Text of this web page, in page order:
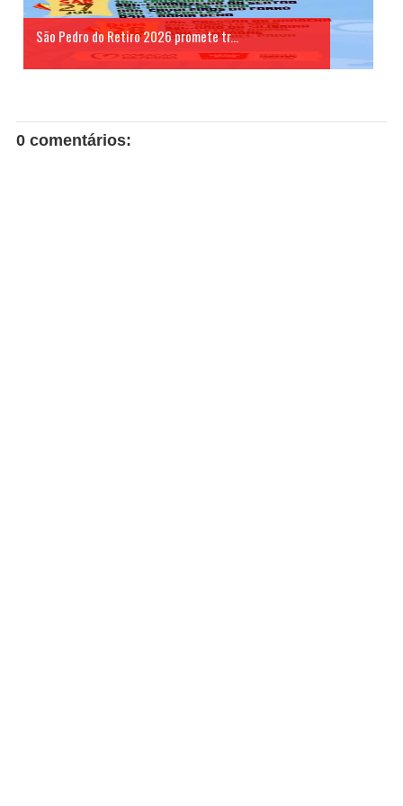
São Pedro do Retiro 2026 promete tr...
0 comentários: